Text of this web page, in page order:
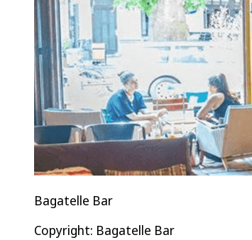
Bagatelle Bar
Copyright: Bagatelle Bar